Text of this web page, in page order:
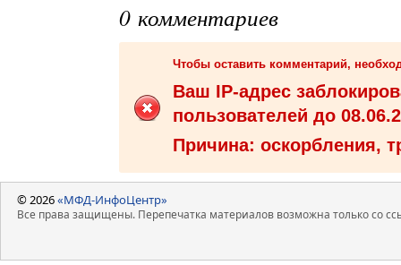
0 комментариев
Чтобы оставить комментарий,
Ваш IP-адрес
пользователей до
Причина: оскорбления,
© 2026«МФД-ИнфоЦентр»
Все права защищены. Перепечатка материалов возможна только со